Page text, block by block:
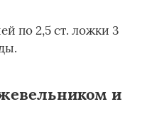
по 2,5 ст. ложки 3
и